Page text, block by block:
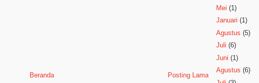
Posting Lama
Beranda
Mei (1)
Januari (1)
Agustus (5)
Juli (6)
Juni (1)
Agustus (6)